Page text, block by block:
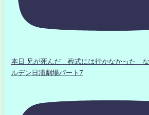
本日 兄が死んだ 葬式には行かなかった
ルデン日浦劇場パート7